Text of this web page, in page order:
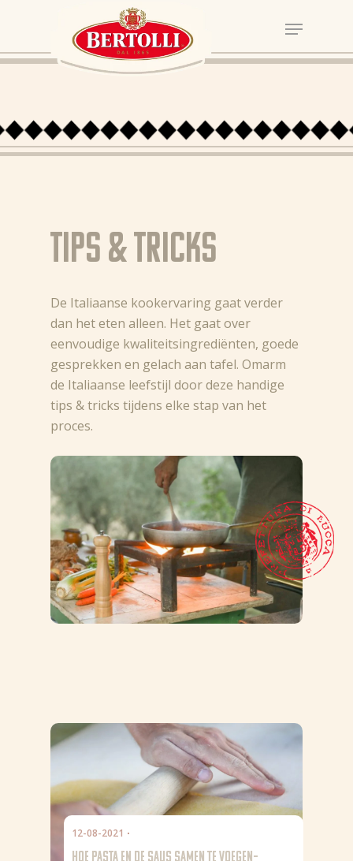
Tips & tricks
De Italiaanse kookervaring gaat verder
dan het eten alleen. Het gaat over
eenvoudige kwaliteitsingrediënten, goede
gesprekken en gelach aan tafel. Omarm
de Italiaanse leefstijl door deze handige
tips & tricks tijdens elke stap van het
proces.
12-08-2021